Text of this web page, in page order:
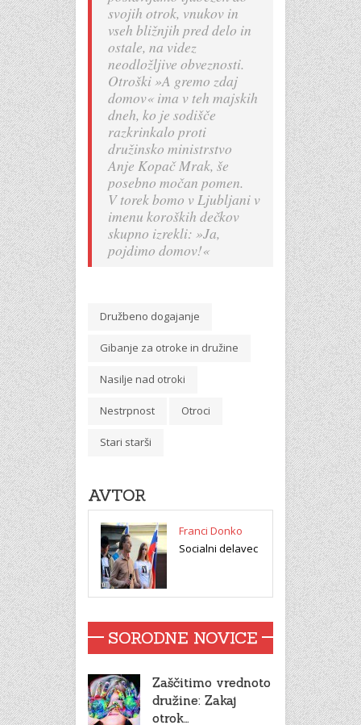
svojih otrok, vnukov in
vseh bližnjih pred delo in
ostale, na videz
neodložljive obveznosti.
Otroški »A gremo zdaj
domov« ima v teh majskih
dneh, ko je sodišče
razkrinkalo proti
družinsko ministrstvo
Anje Kopač Mrak, še
posebno močan pomen.
V torek bomo v Ljubljani v
imenu koroških dečkov
skupno izrekli: »Ja,
pojdimo domov!«
Družbeno dogajanje
Gibanje za otroke in družine
Nasilje nad otroki
Nestrpnost Otroci
Stari starši
AVTOR
Franci Donko
Socialni delavec
SORODNE NOVICE
Zaščitimo vrednoto
družine: Zakaj
otrok…